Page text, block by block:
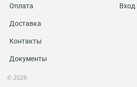
Оплата
Доставка
Контакты
Документы
Вход
© 2026